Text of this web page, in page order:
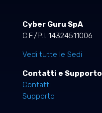
Cyber Guru SpA
C.F./P.I. 14324511006
Vedi tutte le Sedi
Contatti e Supporto
Contatti
Supporto